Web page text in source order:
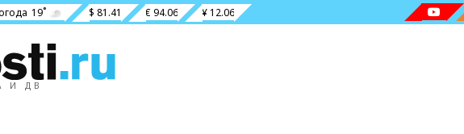
19˚ $ 81.41 € 94.06 ¥ 12.06
И ДВ